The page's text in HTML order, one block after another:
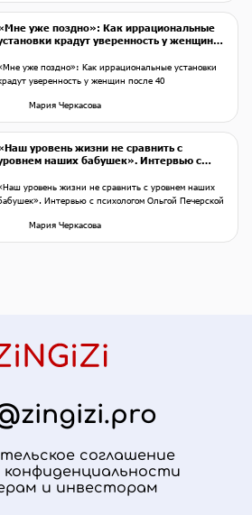
выживать. Но в современном мире он часто
с нами злую шутку.
уже поздно»: Как иррациональные
крадут уверенность у женщин
уже поздно»: Как иррациональные установки
уверенность у женщин после 40
Мария Черкасова
уровень жизни не сравнить с
наших бабушек». Интервью с
уровень жизни не сравнить с уровнем наших
Интервью с психологом Ольгой Печерской
Мария Черкасова
соглашение
и инвесторам